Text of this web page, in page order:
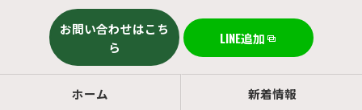
お問い合わせはこち
ら
LINE追加
ホーム 新着情報